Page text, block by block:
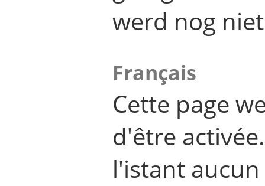
werd nog
Français
Cette page
d'être
l'istant